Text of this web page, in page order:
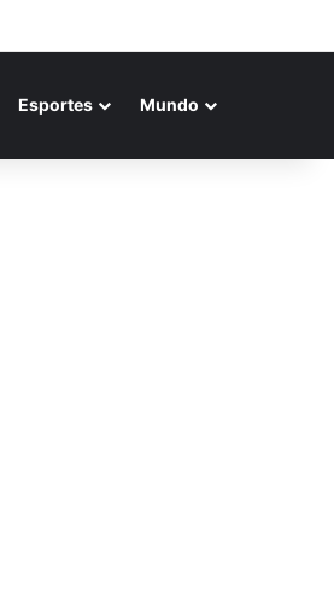
Esportes Mundo